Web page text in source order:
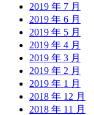
2019 年 7 月
2019 年 6 月
2019 年 5 月
2019 年 4 月
2019 年 3 月
2019 年 2 月
2019 年 1 月
2018 年 12 月
2018 年 11 月